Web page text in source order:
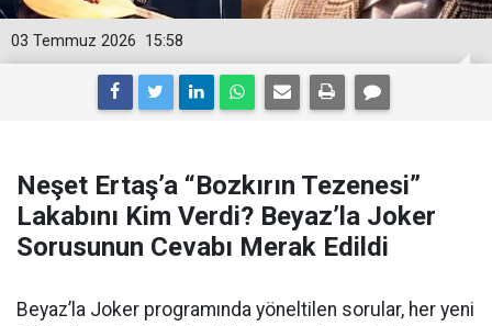
15:58
03 Temmuz 2026
Neşet Ertaş’a “Bozkırın Tezenesi”
Lakabını Kim Verdi? Beyaz’la Joker
Sorusunun Cevabı Merak Edildi
Beyaz’la Joker programında yöneltilen sorular, her yeni